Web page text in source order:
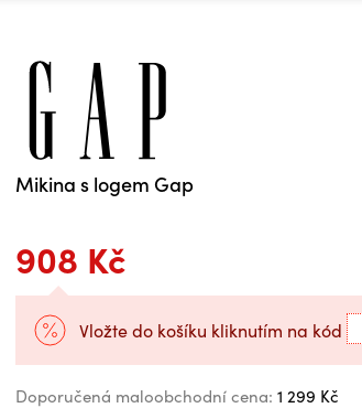
Mikina s logem Gap
908 Kč
Vložte do košíku kliknutím na kód
Doporučená maloobchodní cena: 1 299 Kč